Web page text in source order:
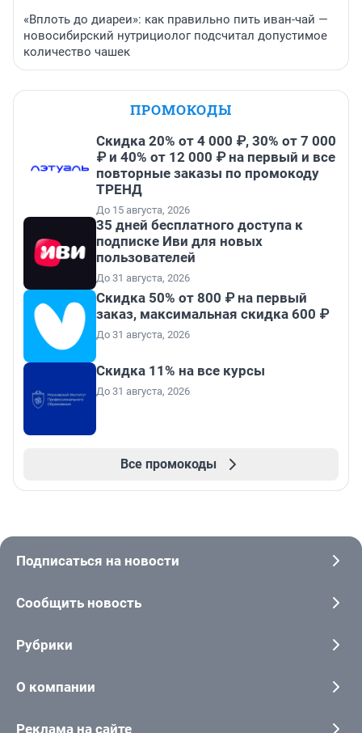
«Вплоть до диареи»: как правильно пить иван-чай —
новосибирский нутрициолог подсчитал допустимое
количество чашек
ПРОМОКОДЫ
Скидка 20% от 4 000 ₽, 30% от 7 000
₽ и 40% от 12 000 ₽ на первый и все
повторные заказы по промокоду
ТРЕНД
До 15 августа, 2026
35 дней бесплатного доступа к
подписке Иви для новых
пользователей
До 31 августа, 2026
Скидка 50% от 800 ₽ на первый
заказ, максимальная скидка 600 ₽
До 31 августа, 2026
Скидка 11% на все курсы
До 31 августа, 2026
Все промокоды
Подписаться на новости
Сообщить новость
Рубрики
О компании
Реклама на сайте